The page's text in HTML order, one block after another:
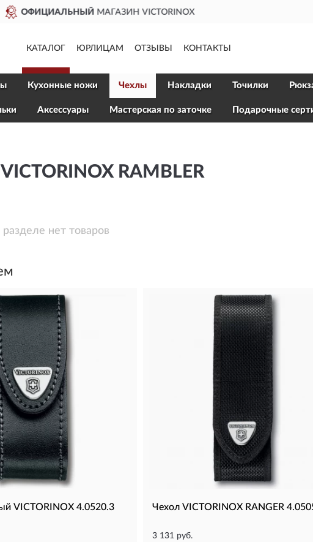
ДОСТАВИМ
КАТАЛОГ ЮРЛИЦАМ ОТЗЫВЫ КОНТАКТЫ
Кухонные ножи Чехлы Накладки Точилки
Aксессуары Мастерская по заточке Подарочные
RAMBLER
нет товаров
VICTORINOX 4.0520.3 Чехол VICTORINOX RANGER
3 131 руб.